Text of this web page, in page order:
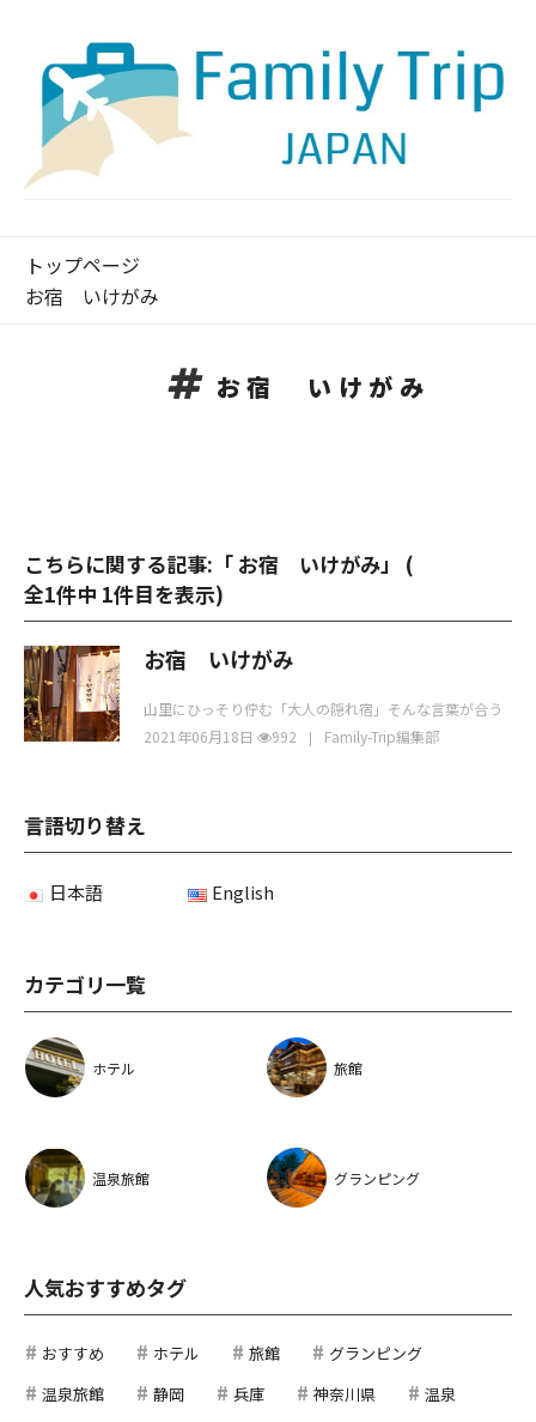
トップページ
お宿 いけがみ
お宿 いけがみ
こちらに関する記事:「 お宿 いけがみ」 (
全1件中 1件目を表示)
お宿 いけがみ
山里にひっそり佇む「大人の隠れ宿」そんな言葉が合う
３姉妹女将のオーベルジュ 。 山里にひっとりと佇み
2021年06月18日 992 Family-Trip編集部
言語切り替え
日本語 English
カテゴリ一覧
ホテル 旅館
温泉旅館 グランピング
人気おすすめタグ
おすすめ ホテル 旅館
グランピング
温泉旅館
静岡 兵庫 神奈川県
温泉